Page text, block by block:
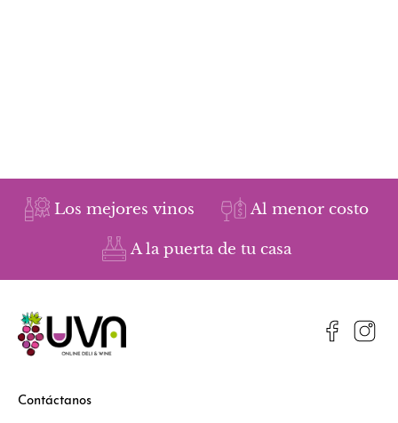
Los mejores vinos Al menor costo
A la puerta de tu casa
Contáctanos